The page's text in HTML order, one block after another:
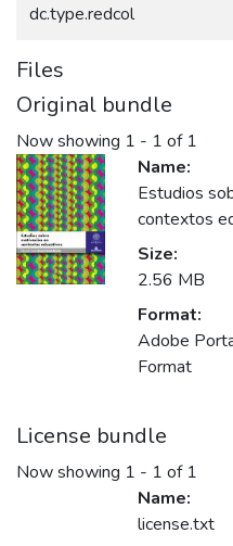
dc.type.redcol
Files
Original bundle
Now showing 1 - 1 of 1
Name:
Estudios
contextos
Size:
2.56 MB
Format:
Adobe
Format
License bundle
Now showing 1 - 1 of 1
Name:
license.txt